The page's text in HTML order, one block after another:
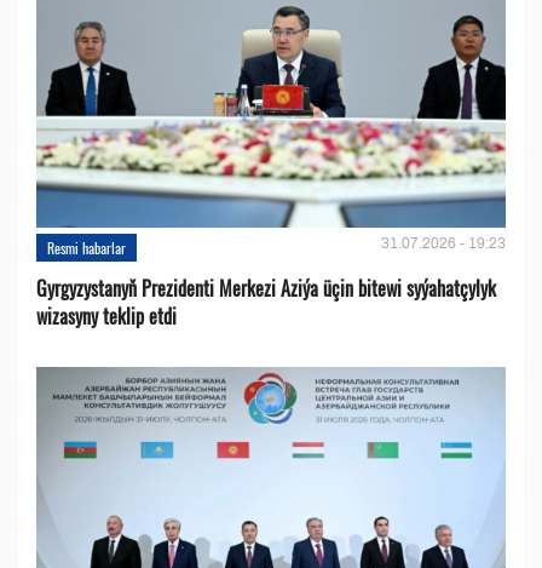
Resmi habarlar 31.07.2026 - 19:23
Gyrgyzystanyň Prezidenti Merkezi Aziýa üçin bitewi syýahatçylyk
wizasyny teklip etdi